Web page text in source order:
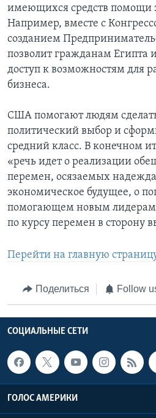
имеющихся средств помощи
Например, вместе с
созданием
позволит гражданам Египта
доступ к возможностям для
бизнеса.
США помогают людям
политический выбор и
средний класс. В конечном
«речь идет о реализации
перемен, осязаемых
экономическое будущее, о
помогающем новым лидерам
по курсу перемен в сторону
Перейти на главную
Поделиться Follow
СОЦИАЛЬНЫЕ СЕТИ
ГОЛОС АМЕРИКИ